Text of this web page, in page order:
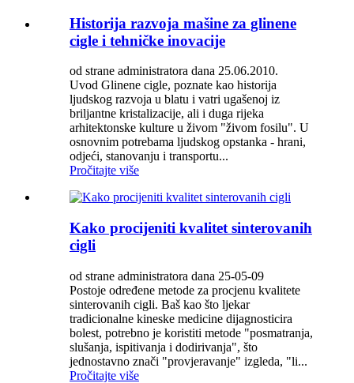
Historija razvoja mašine za glinene
cigle i tehničke inovacije
od strane administratora dana 25.06.2010.
Uvod Glinene cigle, poznate kao historija
ljudskog razvoja u blatu i vatri ugašenoj iz
briljantne kristalizacije, ali i duga rijeka
arhitektonske kulture u živom "živom fosilu". U
osnovnim potrebama ljudskog opstanka - hrani,
odjeći, stanovanju i transportu...
Pročitajte više
Kako procijeniti kvalitet sinterovanih
cigli
od strane administratora dana 25-05-09
Postoje određene metode za procjenu kvalitete
sinterovanih cigli. Baš kao što ljekar
tradicionalne kineske medicine dijagnosticira
bolest, potrebno je koristiti metode "posmatranja,
slušanja, ispitivanja i dodirivanja", što
jednostavno znači "provjeravanje" izgleda, "li...
Pročitajte više